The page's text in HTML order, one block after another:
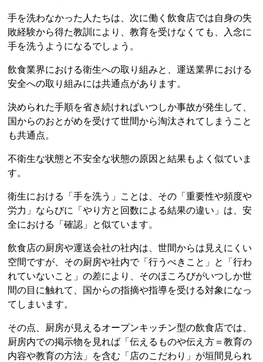
手を洗わなかった人たちは、次に働く飲食店では自身の失
敗経験から得た教訓により、教育を受けなくても、入念に
手を洗うようになるでしょう。
飲食業界における衛生への取り組みと、運送業界における
安全への取り組みには共通点があります。
決められた手順を省き続ければいつしか事故が発生して、
国からのおとがめを受けて世間から淘汰されてしまうこと
も共通点。
不衛生な状態と不安全な状態の原因と結果もよく似ていま
す。
衛生における「手を洗う」ことは、その「重要性や頻度や
労力」ならびに「やり方と回数による結果の違い」は、安
全における「確認」と似ています。
飲食店の厨房や運送会社の社内は、世間からは見えにくい
空間ですが、その厨房や社内で「行うべきこと」と「行わ
れていないこと」の差により、そのほころびがいつしか世
間の目に触れて、国からの指摘や指導を受ける対象になっ
てしまいます。
その点、厨房が見えるオープンキッチン型の飲食店では、
厨房内での掲示物を見れば「伝えるものや伝え方＝教育の
内容や教育の方法」を含む「店のこだわり」が垣間見られ